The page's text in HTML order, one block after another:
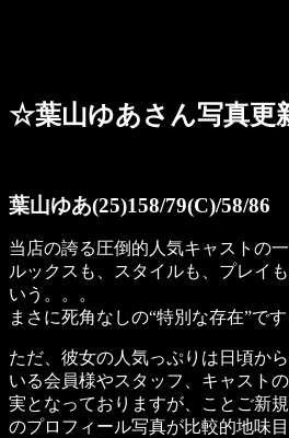
☆葉山ゆあさん写真更
葉山ゆあ(25)158/79(C)/58/86
当店の誇る圧倒的人気キャストの
ルックスも、スタイルも、プレイ
いう。。。
まさに死角なしの“特別な存在”です
ただ、彼女の人気っぷりは日頃か
いる会員様やスタッフ、キャスト
実となっておりますが、ことご新
のプロフィール写真が比較的地味